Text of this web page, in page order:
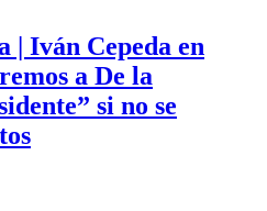
| Iván Cepeda en
a De la
si no se